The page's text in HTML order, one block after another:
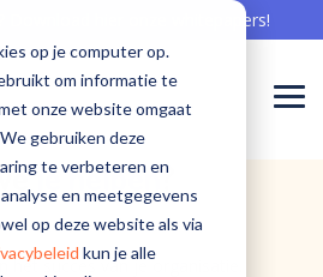
op je computer op.
om informatie te
onze website omgaat
gebruiken deze
te verbeteren en
en meetgegevens
op deze website als via
kun je alle
Download hier onze whitepapers!
voor offboarding
goud op en creëer ambassadeurs
Meepraten
over
software
voor de
is er voor...
Verzorging en Thuiszorg
Aan de
slag met
software
voor
kennis in jouw organisatie
Meepraten
over
software
voor de
knappe koppen werken bij Sibi
Nieuwsberichten
Sibi in het nieuws
je helpen?
het succes van je organisatie.